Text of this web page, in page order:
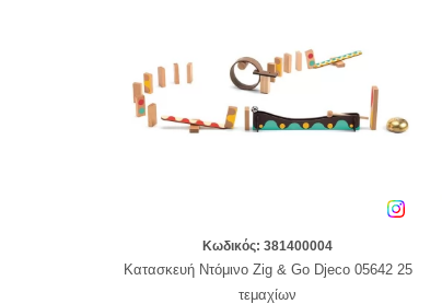
Κωδικός: 381400004
Κατασκευή Ντόμινο Zig & Go Djeco 05642 25
τεμαχίων